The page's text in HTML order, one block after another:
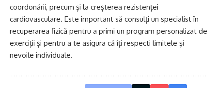
coordonării, precum și la creșterea rezistenței
cardiovasculare. Este important să consulți un specialist în
recuperarea fizică pentru a primi un program personalizat de
exerciții și pentru a te asigura că îți respecti limitele și
nevoile individuale.